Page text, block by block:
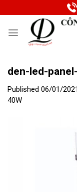
to
den-led-
Published 06/01/
40W